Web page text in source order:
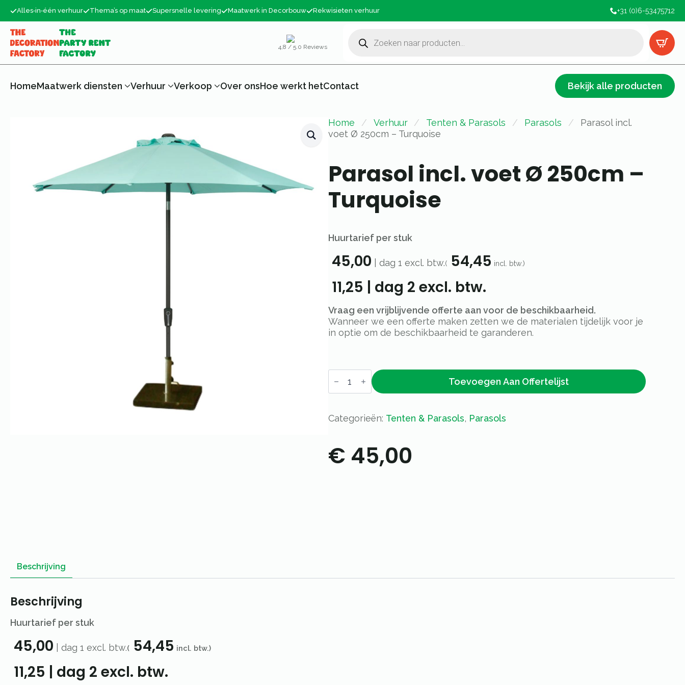
Alles‑in‑één verhuur Thema’s op maat Supersnelle levering Maatwerk in Decorbouw Rekwisieten verhuur +31 (0)6-53475712
4,8 / 5.0 Reviews
zoeken
HomeMaatwerk diensten Verhuur Verkoop Over onsHoe werkt hetContact Bekijk alle producten
Home Verhuur Tenten & Parasols Parasols
Parasol incl.
voet Ø 250cm – Turquoise
Parasol incl. voet Ø 250cm –
Turquoise
Huurtarief per stuk
45,00 dag 1 excl. btw.(54,45 incl. btw.)
11,25 dag 2 excl. btw.
Vraag een vrijblijvende offerte aan voor de beschikbaarheid.
Wanneer we een offerte maken zetten we de materialen tijdelijk voor je
in optie om de beschikbaarheid te garanderen.
Parasol
incl.
voet
–
Turquoise
Toevoegen Aan Offertelijst
Categorieën: Tenten & Parasols, Parasols
€ 45,00
Beschrijving
Beschrijving
Huurtarief per stuk
45,00 dag 1 excl. btw.( 54,45 incl. btw.)
11,25 | dag 2 excl. btw.